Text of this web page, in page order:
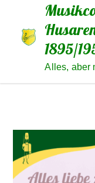
1895/
Alles, aber